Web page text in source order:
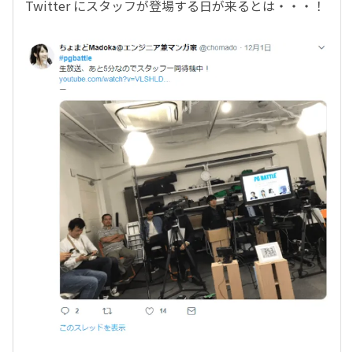
Twitter にスタッフが登場する日が来るとは・・・！